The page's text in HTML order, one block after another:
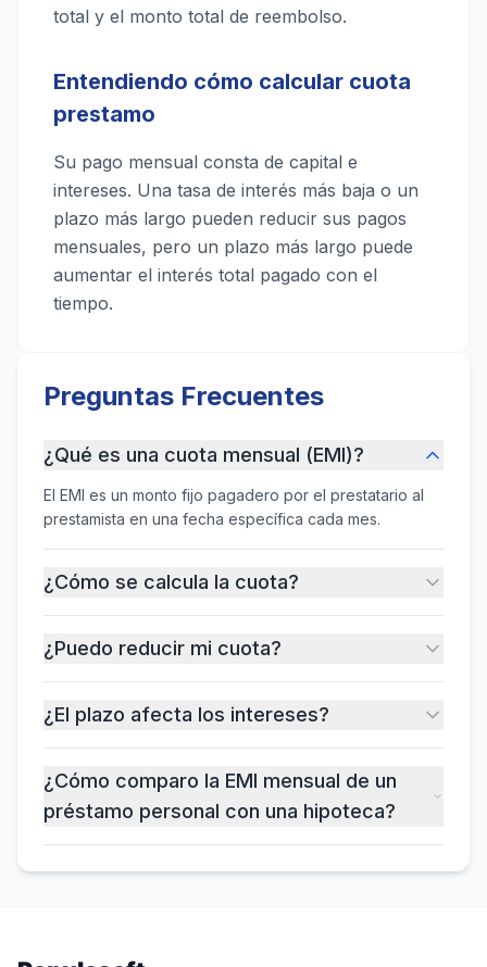
total y el monto total de reembolso.
Entendiendo cómo calcular cuota
prestamo
Su pago mensual consta de capital e
intereses. Una tasa de interés más baja o un
plazo más largo pueden reducir sus pagos
mensuales, pero un plazo más largo puede
aumentar el interés total pagado con el
tiempo.
Preguntas Frecuentes
¿Qué es una cuota mensual (EMI)?
El EMI es un monto fijo pagadero por el prestatario al
prestamista en una fecha específica cada mes.
¿Cómo se calcula la cuota?
¿Puedo reducir mi cuota?
¿El plazo afecta los intereses?
¿Cómo comparo la EMI mensual de un
préstamo personal con una hipoteca?